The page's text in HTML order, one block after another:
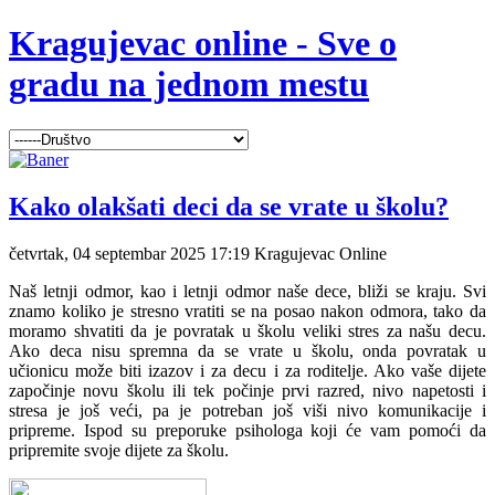
Kragujevac online - Sve o
gradu na jednom mestu
Kako olakšati deci da se vrate u školu?
četvrtak, 04 septembar 2025 17:19 Kragujevac Online
Naš letnji odmor, kao i letnji odmor naše dece, bliži se kraju. Svi
znamo koliko je stresno vratiti se na posao nakon odmora, tako da
moramo shvatiti da je povratak u školu veliki stres za našu decu.
Ako deca nisu spremna da se vrate u školu, onda povratak u
učionicu može biti izazov i za decu i za roditelje. Ako vaše dijete
započinje novu školu ili tek počinje prvi razred, nivo napetosti i
stresa je još veći, pa je potreban još viši nivo komunikacije i
pripreme. Ispod su preporuke psihologa koji će vam pomoći da
pripremite svoje dijete za školu.